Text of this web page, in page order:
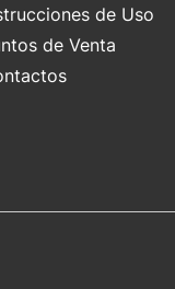
de Uso
de Venta